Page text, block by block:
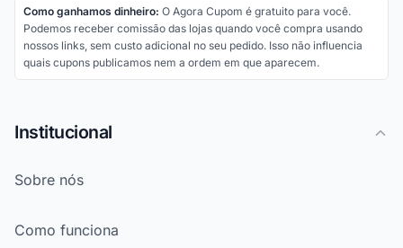
Como ganhamos dinheiro: O Agora Cupom é gratuito para você.
Podemos receber comissão das lojas quando você compra usando
nossos links, sem custo adicional no seu pedido. Isso não influencia
quais cupons publicamos nem a ordem em que aparecem.
Institucional
Sobre nós
Como funciona